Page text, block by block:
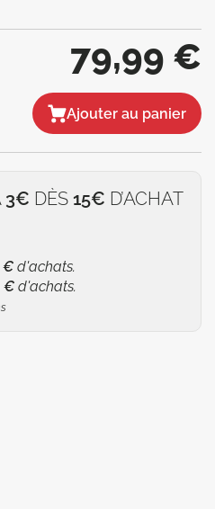
79,99 €
Ajouter au panier
3€ DÈS 15€ D’ACHAT
€ d'achats.
€ d'achats.